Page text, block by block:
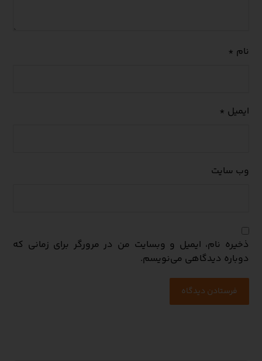
نام *
ایمیل *
وب‌ سایت
ذخیره نام، ایمیل و وبسایت من در مرورگر برای زمانی که
دوباره دیدگاهی می‌نویسم.
فرستادن دیدگاه